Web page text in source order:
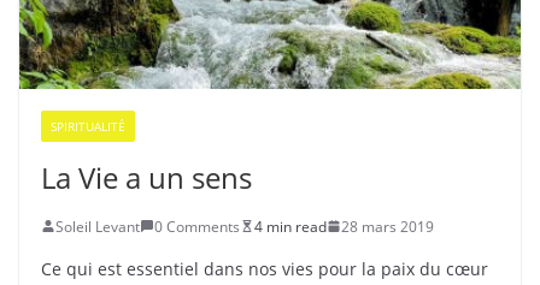
SPIRITUALITÉ
La Vie a un sens
Soleil Levant 0 Comments 4 min read 28 mars 2019
Ce qui est essentiel dans nos vies pour la paix du cœur